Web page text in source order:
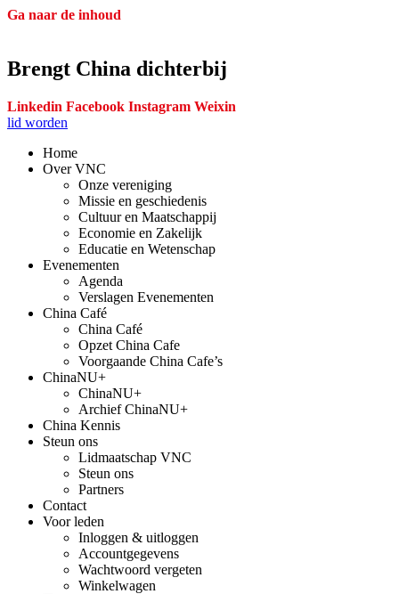
Ga naar de inhoud
Brengt China dichterbij
Linkedin Facebook Instagram Weixin
lid worden
Home
Over VNC
Onze vereniging
Missie en geschiedenis
Cultuur en Maatschappij
Economie en Zakelijk
Educatie en Wetenschap
Evenementen
Agenda
Verslagen Evenementen
China Café
China Café
Opzet China Cafe
Voorgaande China Cafe’s
ChinaNU+
ChinaNU+
Archief ChinaNU+
China Kennis
Steun ons
Lidmaatschap VNC
Steun ons
Partners
Contact
Voor leden
Inloggen & uitloggen
Accountgegevens
Wachtwoord vergeten
Winkelwagen